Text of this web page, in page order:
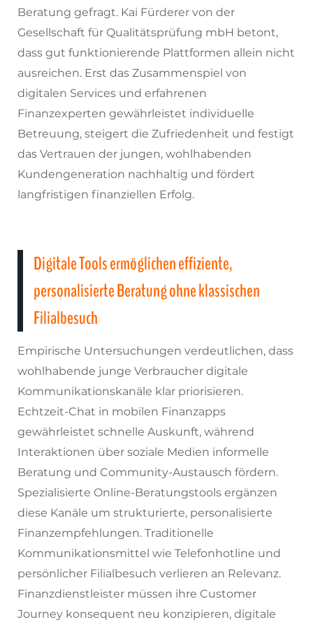
Beratung gefragt. Kai Fürderer von der
Gesellschaft für Qualitätsprüfung mbH betont,
dass gut funktionierende Plattformen allein nicht
ausreichen. Erst das Zusammenspiel von
digitalen Services und erfahrenen
Finanzexperten gewährleistet individuelle
Betreuung, steigert die Zufriedenheit und festigt
das Vertrauen der jungen, wohlhabenden
Kundengeneration nachhaltig und fördert
langfristigen finanziellen Erfolg.
Digitale Tools ermöglichen effiziente,
personalisierte Beratung ohne klassischen
Filialbesuch
Empirische Untersuchungen verdeutlichen, dass
wohlhabende junge Verbraucher digitale
Kommunikationskanäle klar priorisieren.
Echtzeit-Chat in mobilen Finanzapps
gewährleistet schnelle Auskunft, während
Interaktionen über soziale Medien informelle
Beratung und Community-Austausch fördern.
Spezialisierte Online-Beratungstools ergänzen
diese Kanäle um strukturierte, personalisierte
Finanzempfehlungen. Traditionelle
Kommunikationsmittel wie Telefonhotline und
persönlicher Filialbesuch verlieren an Relevanz.
Finanzdienstleister müssen ihre Customer
Journey konsequent neu konzipieren, digitale